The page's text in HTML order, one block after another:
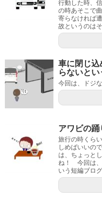
行動した時、
の時あそこで
寄らなければ
故というのは
車に閉じ込
らないと
今回は、ドジ
アワビの
旅行の時くら
しめばいいの
は、ちょっと
ね！ 今回は、
いう短編ブロ